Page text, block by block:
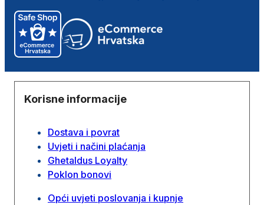
Korisne informacije
Dostava i povrat
Uvjeti i načini plaćanja
Ghetaldus Loyalty
Poklon bonovi
Opći uvjeti poslovanja i kupnje